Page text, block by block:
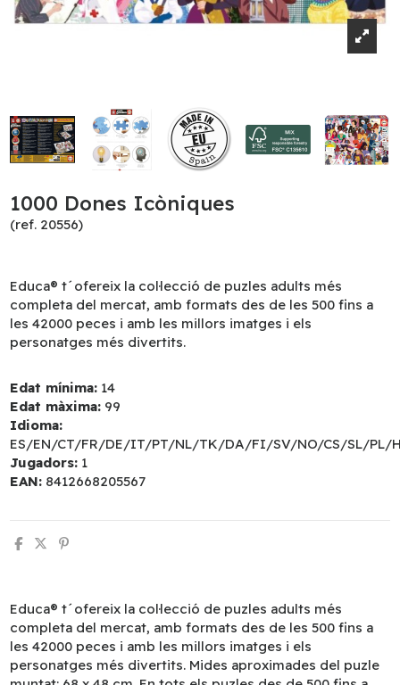
1000 Dones Icòniques
(ref. 20556)
Educa® t´ofereix la col·lecció de puzles adults més
completa del mercat, amb formats des de les 500 fins a
les 42000 peces i amb les millors imatges i els
personatges més divertits.
Edat mínima: 14
Edat màxima: 99
Idioma:
ES/EN/CT/FR/DE/IT/PT/NL/TK/DA/FI/SV/NO/CS/SL/PL/
Jugadors: 1
EAN: 8412668205567
Educa® t´ofereix la col·lecció de puzles adults més
completa del mercat, amb formats des de les 500 fins a
les 42000 peces i amb les millors imatges i els
personatges més divertits. Mides aproximades del puzle